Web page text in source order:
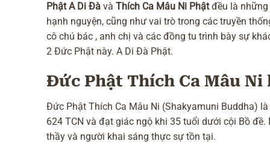
Phật A Di Đà và Thích Ca Mâu Ni Phậtđều là những
hạnh nguyện, cũng như vai trò trong các truyền
cô chú bác , anh chị và các đồng tu trình bày sự
2 Đức Phật này. A Di Đà Phật.
Đức Phật Thích Ca Mâu
Đức Phật Thích Ca Mâu Ni (Shakyamuni Buddha)
624 TCN và đạt giác ngộ khi 35 tuổi dưới cội Bồ
thầy và người khai sáng thực sự tồn tại.